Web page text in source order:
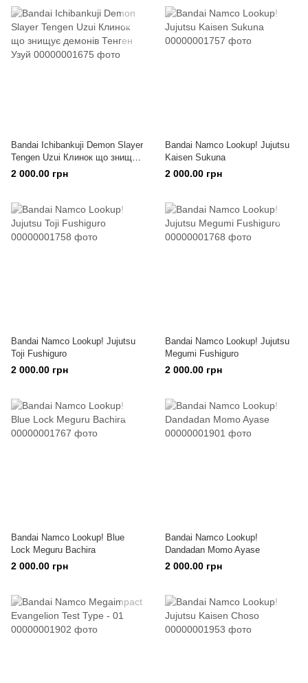
Bandai Ichibankuji Demon Slayer
Tengen Uzui Клинок що знищує
демонів Тенген Узуй
2 000.00 грн
Bandai Namco Lookup! Jujutsu
Kaisen Sukuna
2 000.00 грн
Bandai Namco Lookup! Jujutsu
Toji Fushiguro
2 000.00 грн
Bandai Namco Lookup! Jujutsu
Megumi Fushiguro
2 000.00 грн
Bandai Namco Lookup! Blue
Lock Meguru Bachira
2 000.00 грн
Bandai Namco Lookup!
Dandadan Momo Ayase
2 000.00 грн